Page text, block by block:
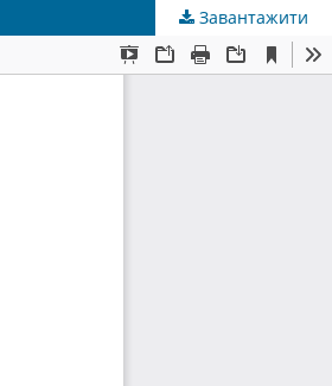
Завантажити